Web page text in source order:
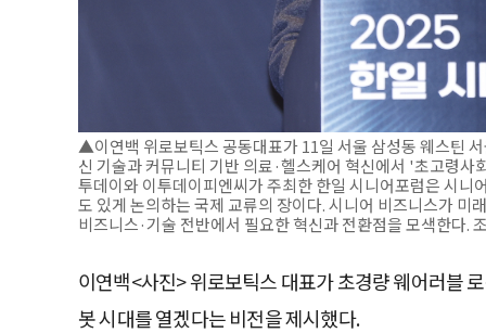
▲이연백 위로보틱스 공동대표가 11일 서울 삼성동 웨스틴
신 기술과 커뮤니티 기반 의료·헬스케어 혁신에서 '초고령
투데이와 이투데이피엔씨가 주최한 한일 시니어포럼은 시니
도 있게 논의하는 국제 교류의 장이다. 시니어 비즈니스가 미
비즈니스·기술 전반에서 필요한 혁신과 전환점을 모색한다
이연백<사진> 위로보틱스 대표가 초경량 웨어러블
봇 시대를 열겠다는 비전을 제시했다.